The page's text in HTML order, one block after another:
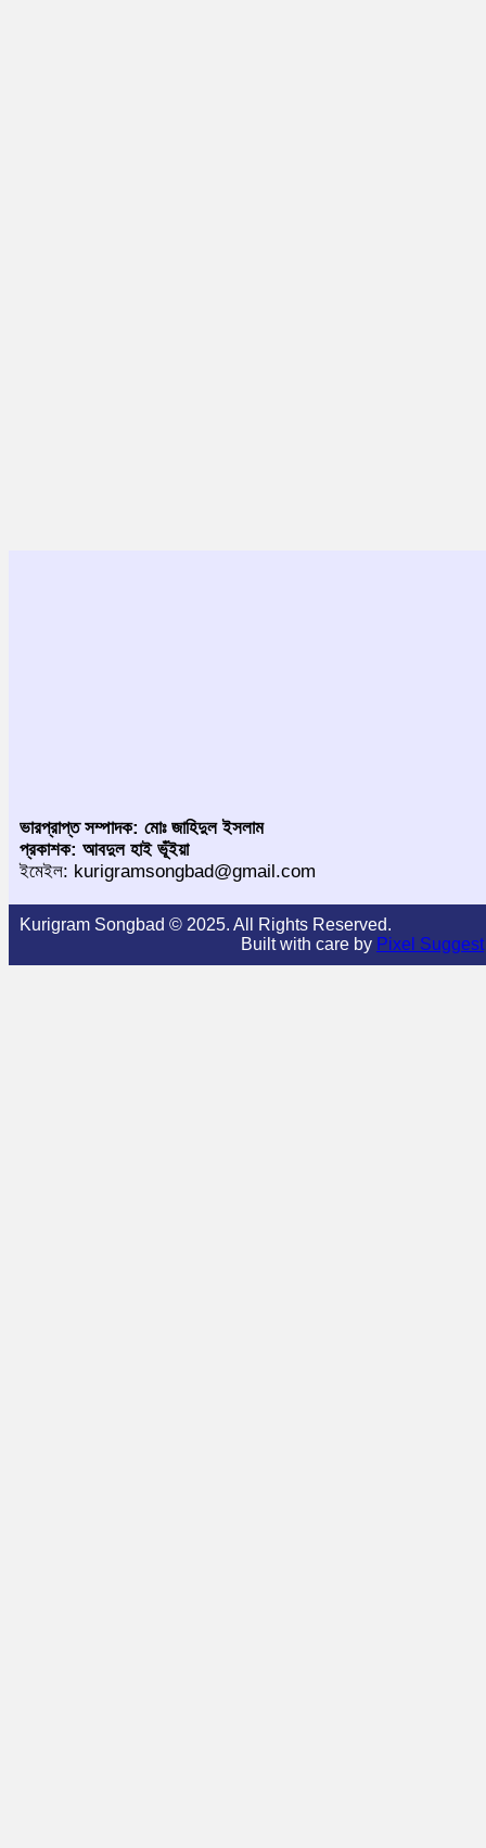
ভারপ্রাপ্ত সম্পাদক: মোঃ জাহিদুল ইসলাম
প্রকাশক: আবদুল হাই ভূঁইয়া
ইমেইল: kurigramsongbad@gmail.com
Kurigram Songbad © 2025. All Rights Reserved.
Built with care by Pixel Suggest